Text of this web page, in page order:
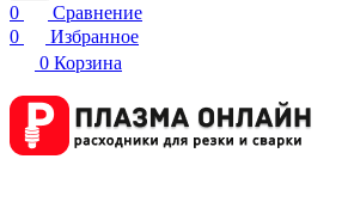
0
Сравнение
0
Избранное
0 Корзина